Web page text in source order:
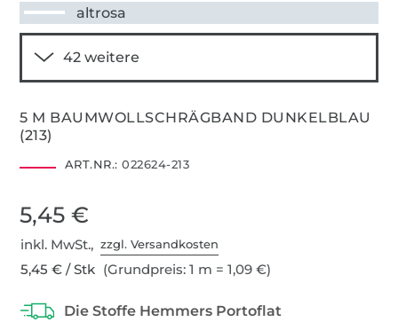
altrosa
5 M BAUMWOLLSCHRÄGBAND DUNKELBLAU
(213)
ART.NR.: 022624-213
5,45 €
inkl. MwSt.,zzgl. Versandkosten
5,45 € / Stk (Grundpreis: 1 m = 1,09 €)